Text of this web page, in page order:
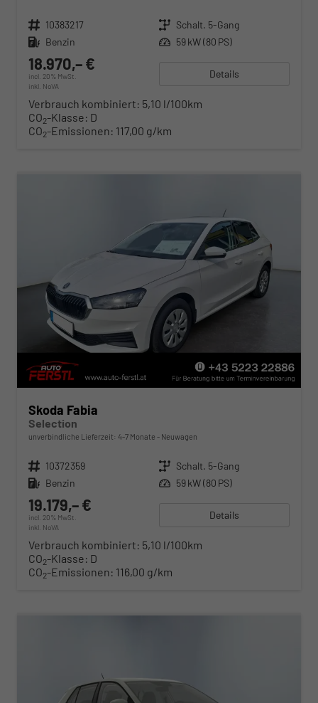
Fahrzeugnr. 10383217 Getriebe Schalt. 5-Gang
Kraftstoff Benzin Leistung 59 kW (80 PS)
18.970,– €
incl. 20% MwSt.
inkl. NoVA
Details
Verbrauch kombiniert: 5,10 l/100km
CO2-Klasse: D
CO2-Emissionen: 117,00 g/km
Skoda Fabia
Selection
unverbindliche Lieferzeit: 4-7 Monate Neuwagen
Fahrzeugnr. 10372359 Getriebe Schalt. 5-Gang
Kraftstoff Benzin Leistung 59 kW (80 PS)
19.179,– €
incl. 20% MwSt.
inkl. NoVA
Details
Verbrauch kombiniert: 5,10 l/100km
CO2-Klasse: D
CO2-Emissionen: 116,00 g/km